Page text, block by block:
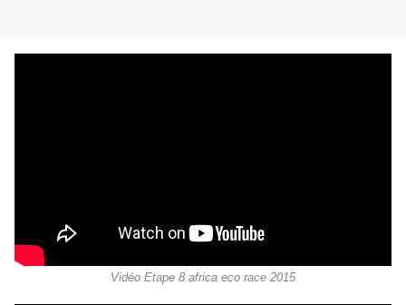
Vidéo Etape 8 africa eco race 2015